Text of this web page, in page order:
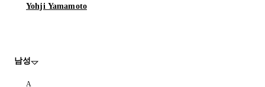
Yohji Yamamoto
남성